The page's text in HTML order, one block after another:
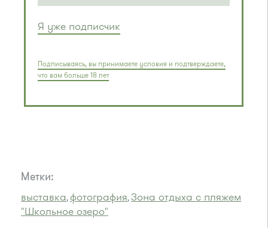
Я уже подписчик
Подписываясь, вы принимаете условия и подтверждаете,
что вам больше 18 лет
Метки:
выставка,фотография,Зона отдыха с пляжем
"Школьное озеро"